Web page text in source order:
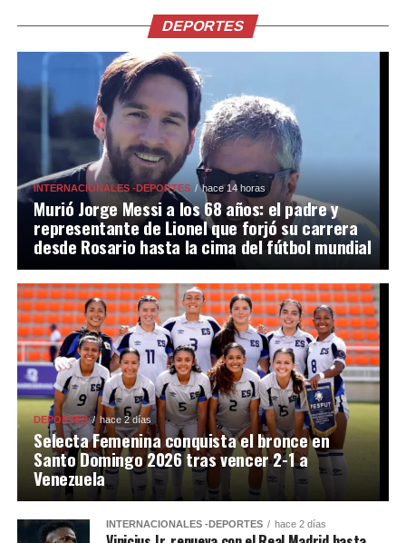
DEPORTES
INTERNACIONALES -DEPORTES hace 14 horas
Murió Jorge Messi a los 68 años: el padre y
representante de Lionel que forjó su carrera
desde Rosario hasta la cima del fútbol mundial
DEPORTES hace 2 días
Selecta Femenina conquista el bronce en
Santo Domingo 2026 tras vencer 2-1 a
Venezuela
INTERNACIONALES -DEPORTES hace 2 días